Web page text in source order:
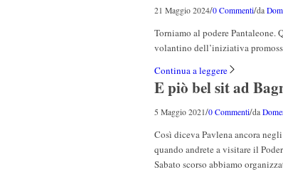
21 Maggio 2024/0 Commenti/da
Torniamo al podere
volantino dell’iniziativa
Continua a leggere
E piò bel sit ad
5 Maggio 2021/0 Commenti/da
Così diceva Pavlena ancora
quando andrete a visitare il
Sabato scorso abbiamo